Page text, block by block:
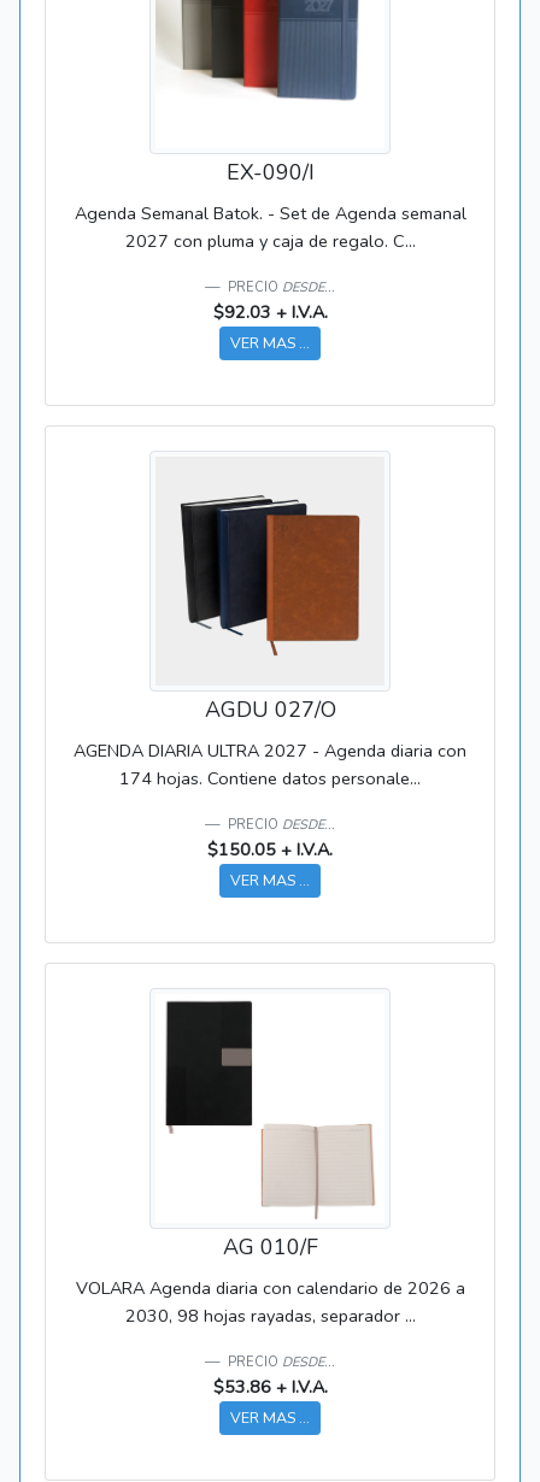
EX-090/I
Agenda Semanal Batok. - Set de Agenda semanal
2027 con pluma y caja de regalo. C...
PRECIO DESDE...
$92.03 + I.V.A.
VER MAS ...
AGDU 027/O
AGENDA DIARIA ULTRA 2027 - Agenda diaria con
174 hojas. Contiene datos personale...
PRECIO DESDE...
$150.05 + I.V.A.
VER MAS ...
AG 010/F
VOLARA Agenda diaria con calendario de 2026 a
2030, 98 hojas rayadas, separador ...
PRECIO DESDE...
$53.86 + I.V.A.
VER MAS ...